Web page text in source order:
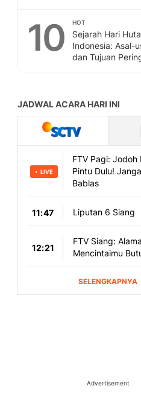
10 HOT
Sejarah Hari
Indonesia: Asal-
dan Tujuan
Advertisement